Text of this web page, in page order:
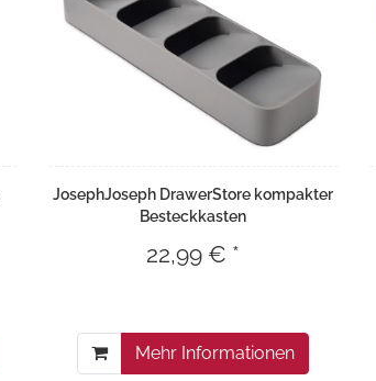
JosephJoseph DrawerStore kompakter
Besteckkasten
22,99 € *
Mehr Informationen